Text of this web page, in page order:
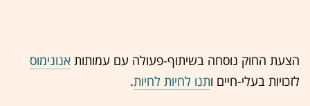
הצעת החוק נוסחה בשיתוף-פעולה עם עמותות אנונימוס
לזכויות בעלי-חיים ותנו לחיות לחיות.